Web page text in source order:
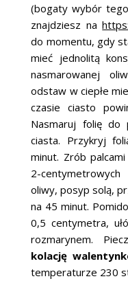
(bogaty wybór
znajdziesz na
do momentu, gdy
mieć jednolitą
nasmarowanej
odstaw w ciepłe
czasie ciasto
Nasmaruj folię do
ciasta. Przykryj
minut. Zrób
2-centymetrowych
oliwy, posyp solą,
na 45 minut.
0,5 centymetra,
rozmarynem.
kolację
temperaturze 230